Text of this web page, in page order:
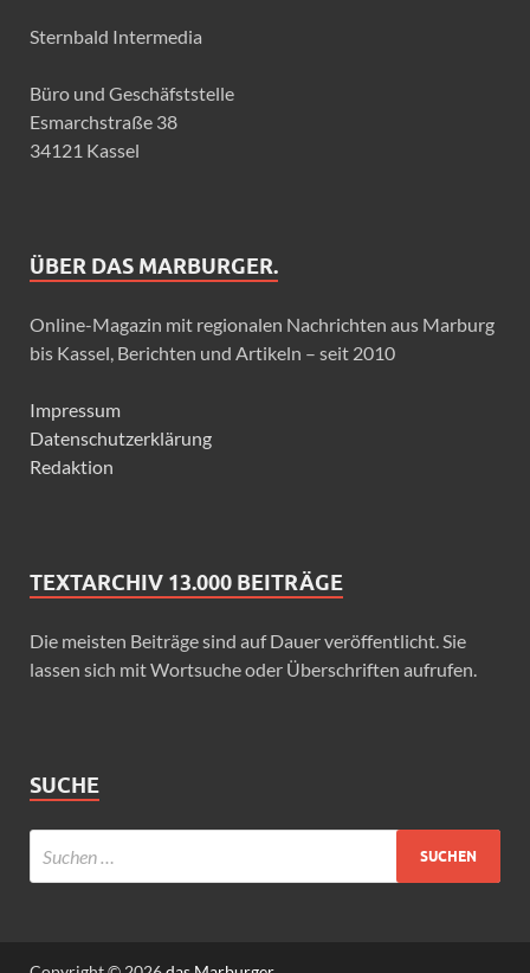
Sternbald Intermedia
Büro und Geschäfststelle
Esmarchstraße 38
34121 Kassel
ÜBER DAS MARBURGER.
Online-Magazin mit regionalen Nachrichten aus Marburg
bis Kassel, Berichten und Artikeln – seit 2010
Impressum
Datenschutzerklärung
Redaktion
TEXTARCHIV 13.000 BEITRÄGE
Die meisten Beiträge sind auf Dauer veröffentlicht. Sie
lassen sich mit Wortsuche oder Überschriften aufrufen.
SUCHE